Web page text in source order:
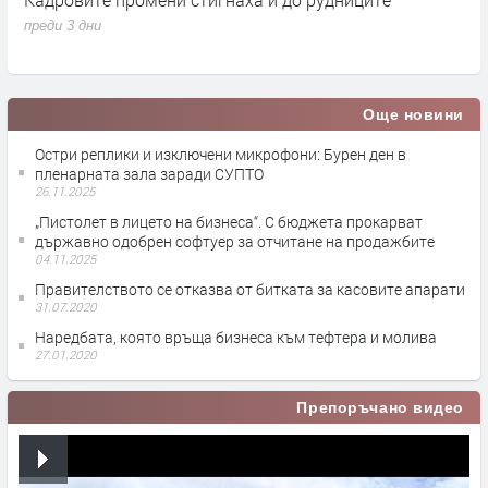
преди 3 дни
Още новини
Остри реплики и изключени микрофони: Бурен ден в
пленарната зала заради СУПТО
26.11.2025
„Пистолет в лицето на бизнеса“. С бюджета прокарват
държавно одобрен софтуер за отчитане на продажбите
04.11.2025
Правителството се отказва от битката за касовите апарати
31.07.2020
Наредбата, която връща бизнеса към тефтера и молива
27.01.2020
Препоръчано видео